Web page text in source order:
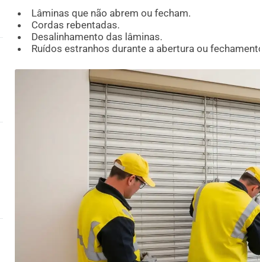
Lâminas que não abrem ou fecham.
Cordas rebentadas.
Desalinhamento das lâminas.
Ruídos estranhos durante a abertura ou